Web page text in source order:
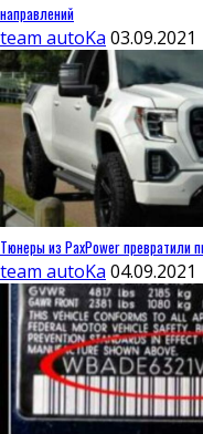
направлений
team autoKa 03.09.2021
Тюнеры из PaxPower превратили
team autoKa 04.09.2021